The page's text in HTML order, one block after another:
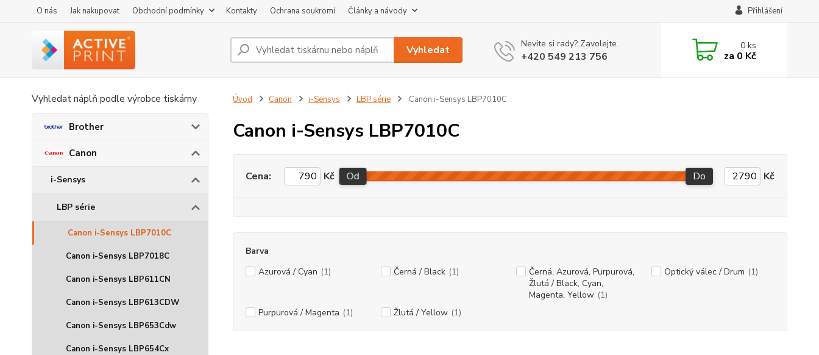
O nás Jak nakupovat Obchodní podmínky Kontakty Ochrana soukromí Články a návody Přihlášení
Vyhledat Nevíte si rady? Zavolejte.
+420 549 213 756
0ks
za 0 Kč
Vyhledat náplň podle výrobce tiskárny
Brother
Canon
i-Sensys
LBP série
Canon i-Sensys LBP7010C
Canon i-Sensys LBP7018C
Canon i-Sensys LBP611CN
Canon i-Sensys LBP613CDW
Canon i-Sensys LBP653Cdw
Canon i-Sensys LBP654Cx
Úvod Canon i-Sensys LBP série Canon i-Sensys LBP7010C
Canon i-Sensys LBP7010C
Cena: Kč Od Do Kč
Barva
Azurová / Cyan (1) Černá / Black (1)
Černá, Azurová, Purpurová,
Žlutá / Black, Cyan,
Magenta, Yellow (1)
Optický válec / Drum (1)
Purpurová / Magenta (1) Žlutá / Yellow (1)